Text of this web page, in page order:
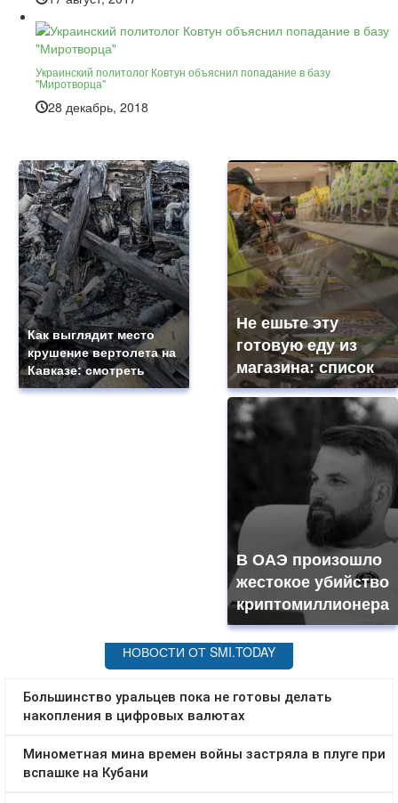
Украинский политолог Ковтун объяснил попадание в базу
"Миротворца"
28 декабрь, 2018
Как выглядит место
крушение вертолета на
Кавказе: смотреть
Не ешьте эту
готовую еду из
магазина: список
В ОАЭ произошло
жестокое убийство
криптомиллионера